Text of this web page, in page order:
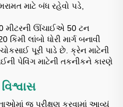
માટે બંધ રહેવો પડે,
મીટરની ઊંચાઈએ 50 ટન
લાંબો ધોરી માર્ગ બનાવી
પૂરી પાડે છે. ક્રેન માટેની
પેવિંગ માટેની તકનીકને કારણે
જ પરીક્ષણ કરવામાં આવ્યું